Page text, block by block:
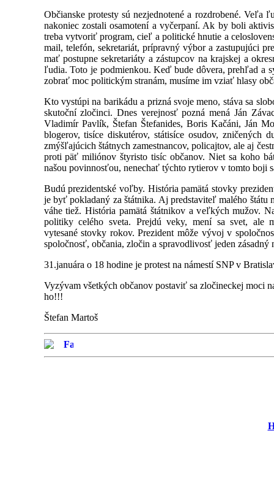
Občianske protesty sú nezjednotené a rozdrobené.
nakoniec zostali osamotení a vyčerpaní. Ak by boli
treba vytvoriť program, cieľ a politické hnutie a
mail, telefón, sekretariát, prípravný výbor a zastupujúci
mať postupne sekretariáty a zástupcov na krajskej a
ľudia. Toto je podmienkou. Keď bude dôvera, prehľad a
zobrať moc politickým stranám, musíme im vziať hlasy
Kto vystúpi na barikádu a prizná svoje meno, stáva sa
skutoční zločinci. Dnes verejnosť pozná mená Ján
Vladimír Pavlík, Štefan Štefanides, Boris Kačáni, Ján
blogerov, tisíce diskutérov, státisíce osudov,
zmýšľajúcich štátnych zamestnancov, policajtov, ale aj
proti päť miliónov štyristo tisíc občanov. Niet sa koho
našou povinnosťou, nenechať týchto rytierov v tomto boji
Budú prezidentské voľby. História pamätá stovky
je byť pokladaný za štátnika. Aj predstaviteľ malého štátu
váhe tiež. História pamätá štátnikov a veľkých mužov.
politiky celého sveta. Prejdú veky, mení sa svet, ale
vytesané stovky rokov. Prezident môže vývoj v
spoločnosť, občania, zločin a spravodlivosť jeden zásadný
31.januára o 18 hodine je protest na námestí SNP v
Vyzývam všetkých občanov postaviť sa zločineckej moci
ho!!!
Štefan Martoš